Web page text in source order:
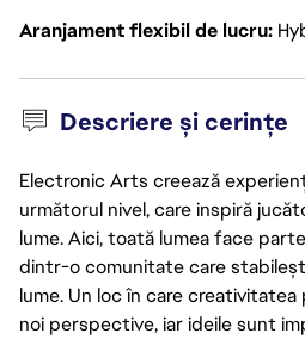
Aranjament flexibil de lucru
Descriere și cerințe
Electronic Arts creează
următorul nivel, care inspiră
lume. Aici, toată lumea face
dintr-o comunitate care
lume. Un loc în care
noi perspective, iar ideile sunt